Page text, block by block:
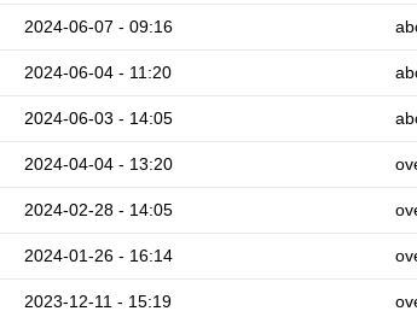
2024-06-07 - 09:16
2024-06-04 - 11:20
2024-06-03 - 14:05
2024-04-04 - 13:20
2024-02-28 - 14:05
2024-01-26 - 16:14
2023-12-11 - 15:19